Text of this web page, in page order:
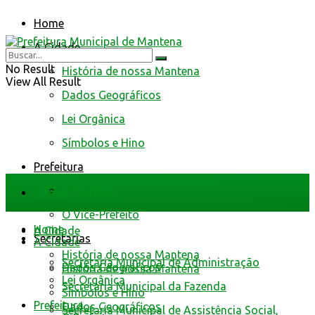
Home
A Cidade
História de nossa Mantena
Dados Geográficos
Lei Orgânica
Símbolos e Hino
Prefeitura
O Vice-Prefeito
Secretarias
Secretaria Municipal de Administração
Secretaria Municipal da Fazenda
Secretaria Municipal de Assistência Social,
No Result
View All Result
Home
A Cidade
História de nossa Mantena
Dados Geográficos
Home
A Cidade
História de nossa Mantena
Dados Geográficos
Lei Orgânica
Símbolos e Hino
Prefeitura